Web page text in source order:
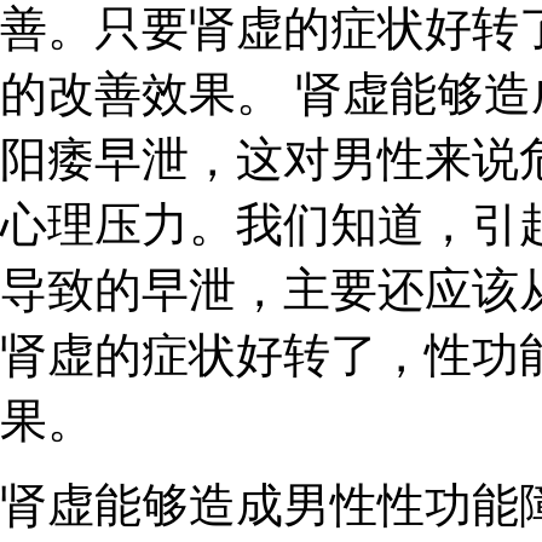
善。只要肾虚的症状好转
的改善效果。 肾虚能够
阳痿早泄，这对男性来
心理压力。我们知道，引
导致的早泄，主要还应该
肾虚的症状好转了，性功
果。
肾虚能够造成男性性功能